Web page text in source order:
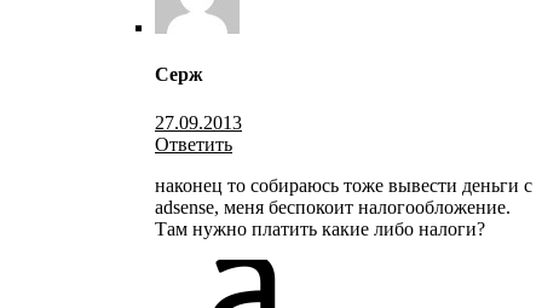
Серж
27.09.2013
Ответить
наконец то собираюсь тоже вывести деньги с
adsense, меня беспокоит налогообложение.
Там нужно платить какие либо налоги?